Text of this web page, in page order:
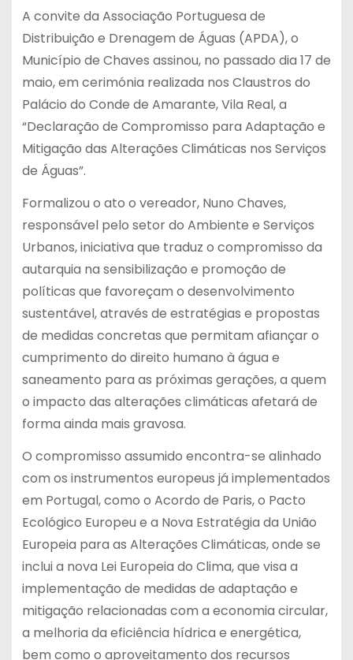
A convite da Associação Portuguesa de
Distribuição e Drenagem de Águas (APDA), o
Município de Chaves assinou, no passado dia 17 de
maio, em cerimónia realizada nos Claustros do
Palácio do Conde de Amarante, Vila Real, a
“Declaração de Compromisso para Adaptação e
Mitigação das Alterações Climáticas nos Serviços
de Águas”.
Formalizou o ato o vereador, Nuno Chaves,
responsável pelo setor do Ambiente e Serviços
Urbanos, iniciativa que traduz o compromisso da
autarquia na sensibilização e promoção de
políticas que favoreçam o desenvolvimento
sustentável, através de estratégias e propostas
de medidas concretas que permitam afiançar o
cumprimento do direito humano à água e
saneamento para as próximas gerações, a quem
o impacto das alterações climáticas afetará de
forma ainda mais gravosa.
O compromisso assumido encontra-se alinhado
com os instrumentos europeus já implementados
em Portugal, como o Acordo de Paris, o Pacto
Ecológico Europeu e a Nova Estratégia da União
Europeia para as Alterações Climáticas, onde se
inclui a nova Lei Europeia do Clima, que visa a
implementação de medidas de adaptação e
mitigação relacionadas com a economia circular,
a melhoria da eficiência hídrica e energética,
bem como o aproveitamento dos recursos